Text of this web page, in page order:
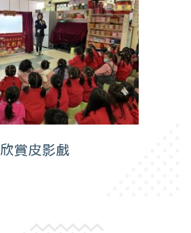
欣賞皮影戲